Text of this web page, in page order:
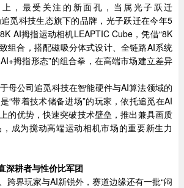
，最受关注的新面孔，当属光子跃迁
追觅科技生态旗下的品牌，光子跃迁在今年5
AI拇指运动相机LEAPTIC Cube，凭借“8K
组合，搭配磁吸分体式设计、全链路AI系统
拇指形态”的组合拳，在高端市场建立差异
母公司追觅科技在智能硬件与AI算法领域的
“带着技术储备进场”的玩家，依托追觅在AI
的优势，快速突破技术壁垒，推出兼具画质
成为搅动高端运动相机市场的重要新生力
深耕者与性价比军团
跨界玩家与AI新锐外，赛道边缘还有一批“闷